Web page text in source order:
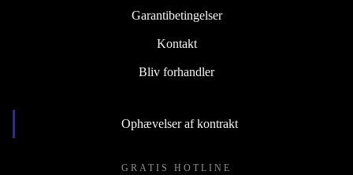
Garantibetingelser
Kontakt
Bliv forhandler
Ophævelser af kontrakt
GRATIS HOTLINE